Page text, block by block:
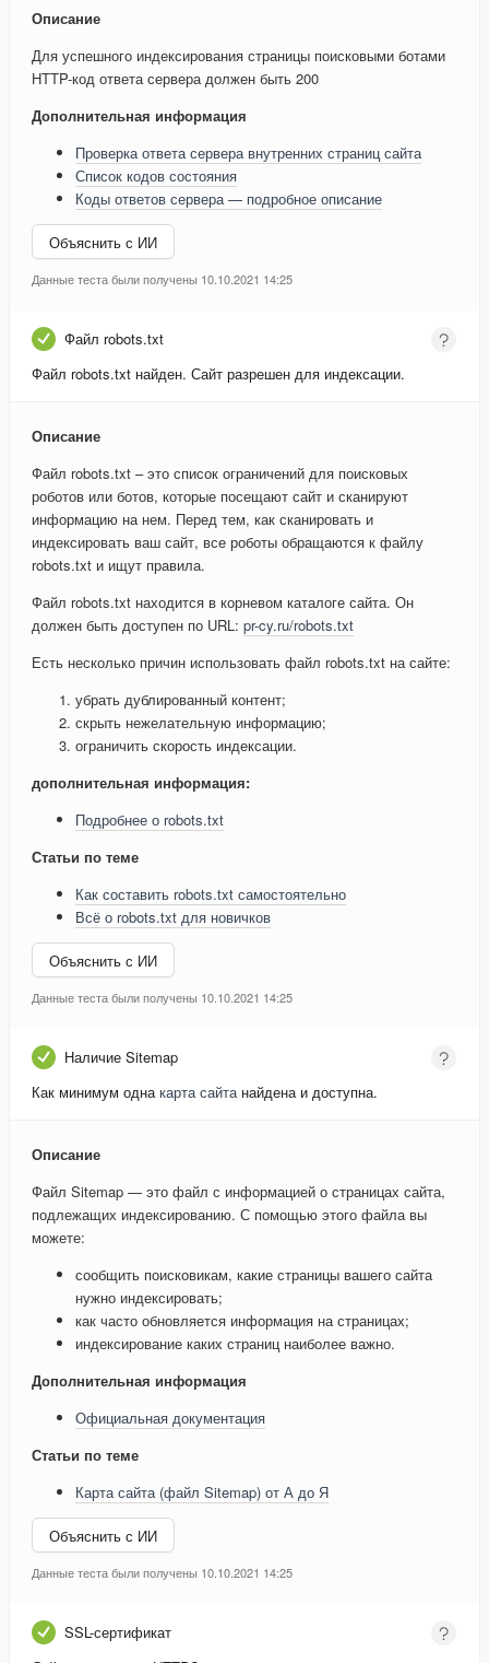
Описание
Для успешного индексирования страницы поисковыми ботами
HTTP-код ответа сервера должен быть 200
Дополнительная информация
Проверка ответа сервера внутренних страниц сайта
Список кодов состояния
Коды ответов сервера — подробное описание
Объяснить с ИИ
Данные теста были получены 10.10.2021 14:25
Файл robots.txt
Файл robots.txt найден. Сайт разрешен для индексации.
Описание
Файл robots.txt – это список ограничений для поисковых
роботов или ботов, которые посещают сайт и сканируют
информацию на нем. Перед тем, как сканировать и
индексировать ваш сайт, все роботы обращаются к файлу
robots.txt и ищут правила.
Файл robots.txt находится в корневом каталоге сайта. Он
должен быть доступен по URL: pr-cy.ru/robots.txt
Есть несколько причин использовать файл robots.txt на сайте:
убрать дублированный контент;
скрыть нежелательную информацию;
ограничить скорость индексации.
дополнительная информация:
Подробнее о robots.txt
Статьи по теме
Как составить robots.txt самостоятельно
Всё о robots.txt для новичков
Объяснить с ИИ
Данные теста были получены 10.10.2021 14:25
Наличие Sitemap
Как минимум однакарта сайтанайдена и доступна.
Описание
Файл Sitemap — это файл с информацией о страницах сайта,
подлежащих индексированию. С помощью этого файла вы
можете:
сообщить поисковикам, какие страницы вашего сайта
нужно индексировать;
как часто обновляется информация на страницах;
индексирование каких страниц наиболее важно.
Дополнительная информация
Официальная документация
Статьи по теме
Карта сайта (файл Sitemap) от А до Я
Объяснить с ИИ
Данные теста были получены 10.10.2021 14:25
SSL-сертификат